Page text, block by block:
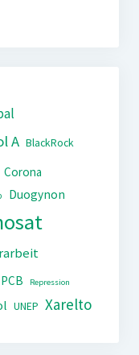
A BlackRock
Corona
Duogynon
PCB Repression
UNEP Xarelto